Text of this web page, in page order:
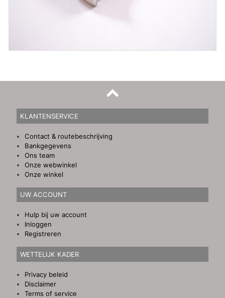
KLANTENSERVICE
Contact & routebeschrijving
Bankgegevens
Ons team
Onze webwinkel
Onze winkel
UW ACCOUNT
Hulp bij uw account
Inloggen
Registreren
WETTELIJK KADER
Privacy beleid
Disclaimer
Terms of service